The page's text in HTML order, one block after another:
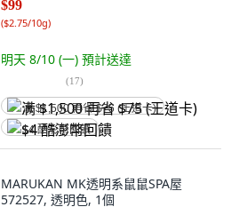
$99
($2.75/10g)
明天 8/10 (一) 預計送達
(17)
满 $1,500 再省 $75 (王道卡)
$4 酷澎幣回饋
MARUKAN MK透明系鼠鼠SPA屋
572527, 透明色, 1個